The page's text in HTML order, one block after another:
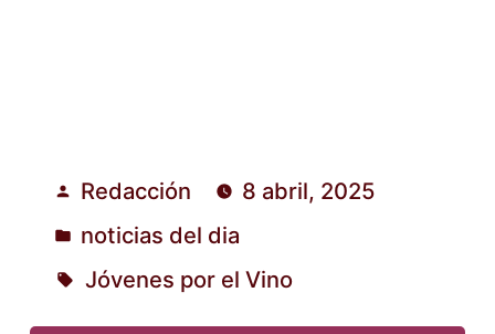
Publicado
por
Redacción 8 abril, 2025
Publicado
en
noticias del dia
Jóvenes por el Vino